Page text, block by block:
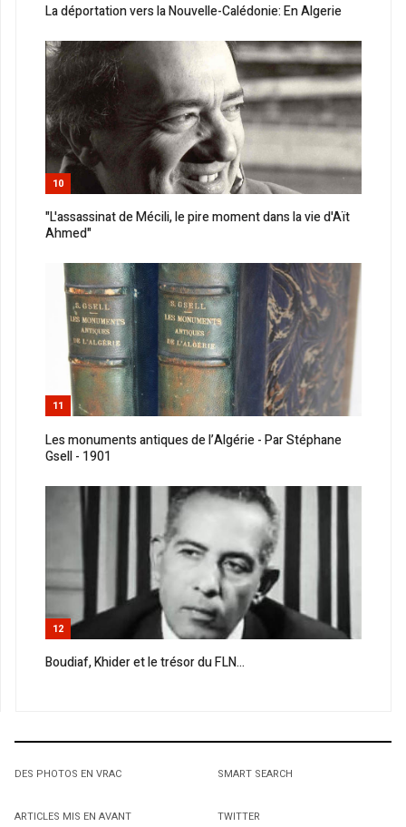
La déportation vers la Nouvelle-Calédonie: En Algerie
10
"L'assassinat de Mécili, le pire moment dans la vie d'Aït
Ahmed"
11
Les monuments antiques de l’Algérie - Par Stéphane
Gsell - 1901
12
Boudiaf, Khider et le trésor du FLN...
DES PHOTOS EN VRAC SMART SEARCH
ARTICLES MIS EN AVANT TWITTER